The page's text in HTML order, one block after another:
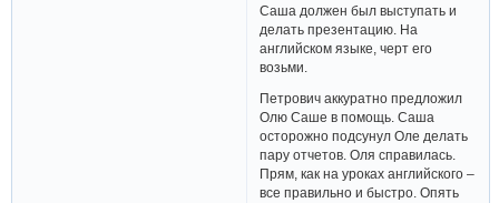
Саша должен был выступать и
делать презентацию. На
английском языке, черт его
возьми.
Петрович аккуратно предложил
Олю Саше в помощь. Саша
осторожно подсунул Оле делать
пару отчетов. Оля справилась.
Прям, как на уроках английского –
все правильно и быстро. Опять